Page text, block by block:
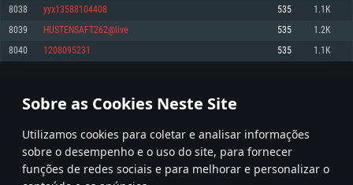
Sobre as Cookies Neste Site
Utilizamos cookies para coletar e analisar informações
sobre o desempenho e o uso do site, para fornecer
funções de redes sociais e para melhorar e personalizar o
superior, Radeon RX 570 ou superior
Disco: 75,9 GB
Network: Internet de banda larga.
Processador: Intel Core i7
Memória: 16 GB
Placa Gráfica: NVIDIA 1060 com os drivers mais recentes (não mais de 6
meses) / equivalentes AMD (Radeon RX 570) com os drivers mais recentes
Network: Internet de banda larga.
8038 yyx13588104408 535 1.1K
8039 HUSTENSAFT262@live 535 1.2K
8040 1208095231 535 1.1K